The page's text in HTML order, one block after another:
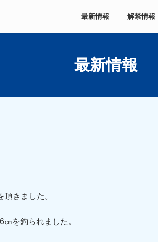
最新情報 解禁情報
最新情報
きました。
を釣られました。